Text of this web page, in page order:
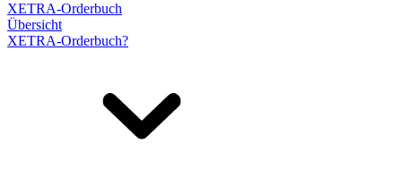
XETRA-Orderbuch
Übersicht
XETRA-Orderbuch?